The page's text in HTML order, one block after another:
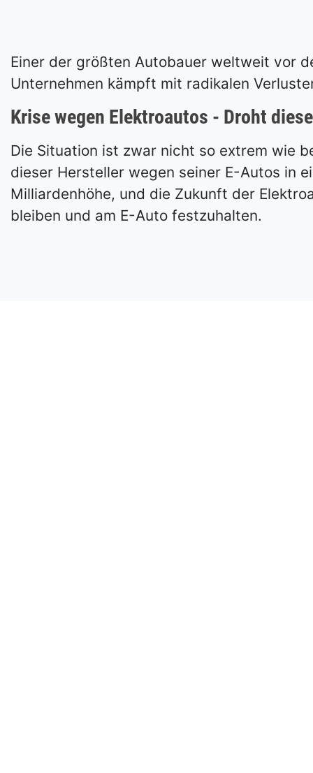
Einer der größten Autobauer weltweit vor
Unternehmen kämpft mit radikalen
Krise wegen Elektroautos - Droht
Die Situation ist zwar nicht so extrem wie
dieser Hersteller wegen seiner E-Autos in
Milliardenhöhe, und die Zukunft der
bleiben und am E-Auto festzuhalten.